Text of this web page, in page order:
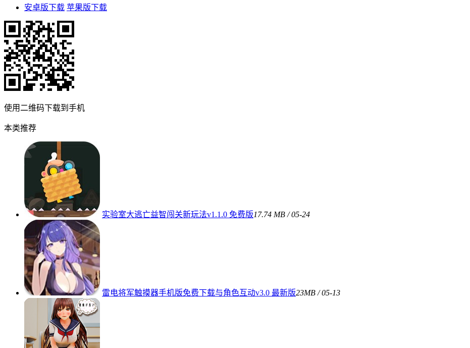
安卓版下载 苹果版下载
使用二维码下载到手机
本类推荐
实验室大逃亡益智闯关新玩法v1.1.0 免费版17.74 MB / 05-24
雷电将军触摸器手机版免费下载与角色互动v3.0 最新版23MB / 05-13